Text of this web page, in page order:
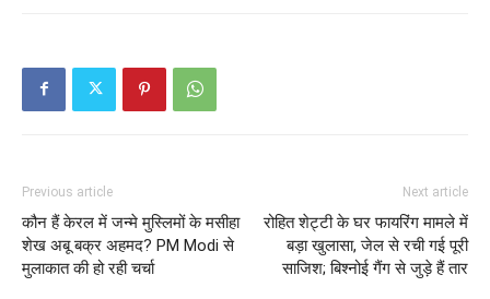
Previous article
कौन हैं केरल में जन्मे मुस्लिमों के मसीहा
शेख अबू बक्र अहमद? PM Modi से
मुलाकात की हो रही चर्चा
Next article
रोहित शेट्टी के घर फायरिंग मामले में
बड़ा खुलासा, जेल से रची गई पूरी
साजिश; बिश्नोई गैंग से जुड़े हैं तार